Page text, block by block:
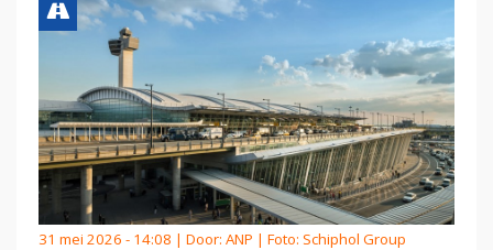
31 mei 2026 - 14:08 | Door: ANP | Foto: Schiphol Group